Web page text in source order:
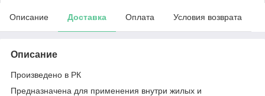
Описание Доставка Оплата Условия возврата
Описание
Произведено в РК
Предназначена для применения внутри жилых и